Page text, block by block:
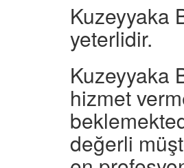
Kuzeyyaka
yeterlidir.
Kuzeyyaka
hizmet
değerli